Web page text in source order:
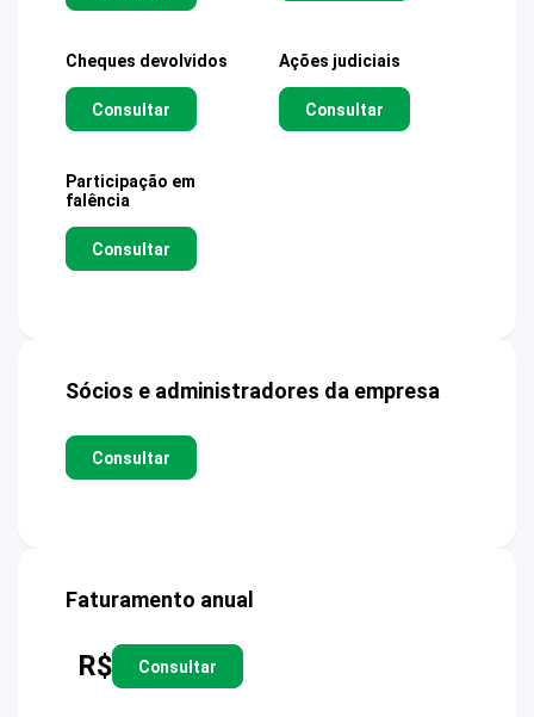
Cheques devolvidos
Consultar
Ações judiciais
Consultar
Participação em
falência
Consultar
Sócios e administradores da empresa
Consultar
Faturamento anual
R$ Consultar